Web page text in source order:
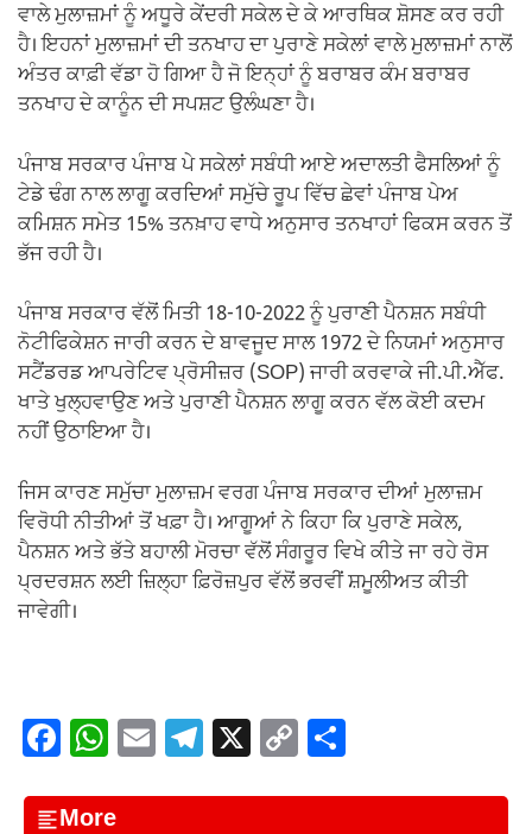
ਵਾਲੇ ਮੁਲਾਜ਼ਮਾਂ ਨੂੰ ਅਧੂਰੇ ਕੇਂਦਰੀ ਸਕੇਲ ਦੇ ਕੇ ਆਰਥਿਕ ਸ਼ੋਸਣ ਕਰ ਰਹੀ
ਹੈ। ਇਹਨਾਂ ਮੁਲਾਜ਼ਮਾਂ ਦੀ ਤਨਖਾਹ ਦਾ ਪੁਰਾਣੇ ਸਕੇਲਾਂ ਵਾਲੇ ਮੁਲਾਜ਼ਮਾਂ ਨਾਲੋਂ
ਅੰਤਰ ਕਾਫ਼ੀ ਵੱਡਾ ਹੋ ਗਿਆ ਹੈ ਜੋ ਇਨ੍ਹਾਂ ਨੂੰ ਬਰਾਬਰ ਕੰਮ ਬਰਾਬਰ
ਤਨਖਾਹ ਦੇ ਕਾਨੂੰਨ ਦੀ ਸਪਸ਼ਟ ਉਲੰਘਣਾ ਹੈ।
ਪੰਜਾਬ ਸਰਕਾਰ ਪੰਜਾਬ ਪੇ ਸਕੇਲਾਂ ਸਬੰਧੀ ਆਏ ਅਦਾਲਤੀ ਫੈਸਲਿਆਂ ਨੂੰ
ਟੇਡੇ ਢੰਗ ਨਾਲ ਲਾਗੂ ਕਰਦਿਆਂ ਸਮੁੱਚੇ ਰੂਪ ਵਿੱਚ ਛੇਵਾਂ ਪੰਜਾਬ ਪੇਅ
ਕਮਿਸ਼ਨ ਸਮੇਤ 15% ਤਨਖ਼ਾਹ ਵਾਧੇ ਅਨੁਸਾਰ ਤਨਖਾਹਾਂ ਫਿਕਸ ਕਰਨ ਤੋਂ
ਭੱਜ ਰਹੀ ਹੈ।
ਪੰਜਾਬ ਸਰਕਾਰ ਵੱਲੋਂ ਮਿਤੀ 18-10-2022 ਨੂੰ ਪੁਰਾਣੀ ਪੈਨਸ਼ਨ ਸਬੰਧੀ
ਨੋਟੀਫਿਕੇਸ਼ਨ ਜਾਰੀ ਕਰਨ ਦੇ ਬਾਵਜੂਦ ਸਾਲ 1972 ਦੇ ਨਿਯਮਾਂ ਅਨੁਸਾਰ
ਸਟੈਂਡਰਡ ਆਪਰੇਟਿਵ ਪ੍ਰੋਸੀਜ਼ਰ (SOP) ਜਾਰੀ ਕਰਵਾਕੇ ਜੀ.ਪੀ.ਐੱਫ.
ਖਾਤੇ ਖੁਲ੍ਹਵਾਉਣ ਅਤੇ ਪੁਰਾਣੀ ਪੈਨਸ਼ਨ ਲਾਗੂ ਕਰਨ ਵੱਲ ਕੋਈ ਕਦਮ
ਨਹੀਂ ਉਠਾਇਆ ਹੈ।
ਜਿਸ ਕਾਰਣ ਸਮੁੱਚਾ ਮੁਲਾਜ਼ਮ ਵਰਗ ਪੰਜਾਬ ਸਰਕਾਰ ਦੀਆਂ ਮੁਲਾਜ਼ਮ
ਵਿਰੋਧੀ ਨੀਤੀਆਂ ਤੋਂ ਖਫ਼ਾ ਹੈ। ਆਗੂਆਂ ਨੇ ਕਿਹਾ ਕਿ ਪੁਰਾਣੇ ਸਕੇਲ,
ਪੈਨਸ਼ਨ ਅਤੇ ਭੱਤੇ ਬਹਾਲੀ ਮੋਰਚਾ ਵੱਲੋਂ ਸੰਗਰੂਰ ਵਿਖੇ ਕੀਤੇ ਜਾ ਰਹੇ ਰੋਸ
ਪ੍ਰਦਰਸ਼ਨ ਲਈ ਜ਼ਿਲ੍ਹਾ ਫ਼ਿਰੋਜ਼ਪੁਰ ਵੱਲੋਂ ਭਰਵੀਂ ਸ਼ਮੂਲੀਅਤ ਕੀਤੀ
ਜਾਵੇਗੀ।
F
c
W
at
E
ail
T
e
X C
p ar
More